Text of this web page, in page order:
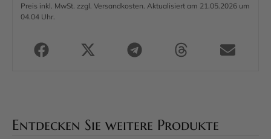
Preis inkl. MwSt. zzgl. Versandkosten. Aktualisiert am 21.05.2026 um
04.04 Uhr.
Entdecken Sie weitere Produkte